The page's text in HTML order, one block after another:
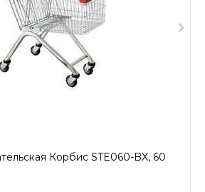
Корбис STE060-BX, 60